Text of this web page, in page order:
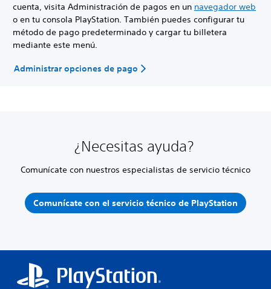
cuenta, visita Administración de pagos en un navegador web
o en tu consola PlayStation. También puedes configurar tu
método de pago predeterminado y cargar tu billetera
mediante este menú.
Administrar opciones de pago
¿Necesitas ayuda?
Comunícate con nuestros especialistas de servicio técnico
Comunícate con el servicio técnico de PlayStation